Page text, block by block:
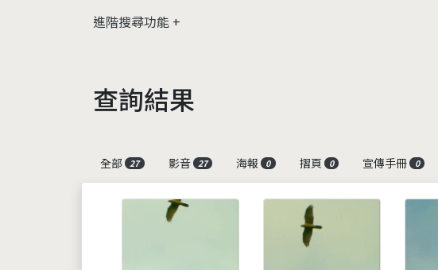
進階搜尋功能
查詢結果
全部
27 影音 27 海報 0 摺頁 0 宣傳手冊 0